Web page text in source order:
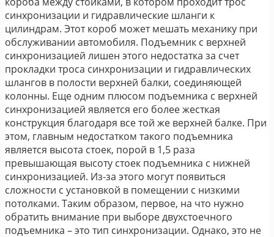
синхронизации и гидравлические шланги к
цилиндрам. Этот короб может мешать механику при
обслуживании автомобиля. Подъемник с верхней
синхронизацией лишен этого недостатка за счет
прокладки троса синхронизации и гидравлических
шлангов в полости верхней балки, соединяющей
колонны. Еще одним плюсом подъемника с верхней
синхронизацией является его более жесткая
конструкция благодаря все той же верхней балке. При
этом, главным недостатком такого подъемника
является высота стоек, порой в 1,5 раза
превышающая высоту стоек подъемника с нижней
синхронизацией. Из-за этого могут появиться
сложности с установкой в помещении с низкими
потолками. Таким образом, первое, на что нужно
обратить внимание при выборе двухстоечного
подъемника – это тип синхронизации. Однако, это не